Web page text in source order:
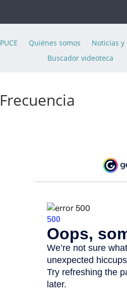
PUCE Quiénes somos Noticias y
Buscador videoteca
Frecuencia